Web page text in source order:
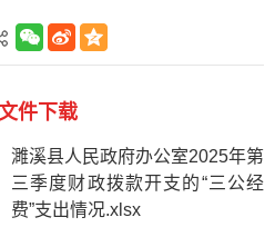
件下载
濉溪县人民政府办公室2025年第
三季度财政拨款开支的“三公经
费”支出情况.xlsx